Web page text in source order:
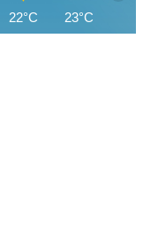
22°C 23°C